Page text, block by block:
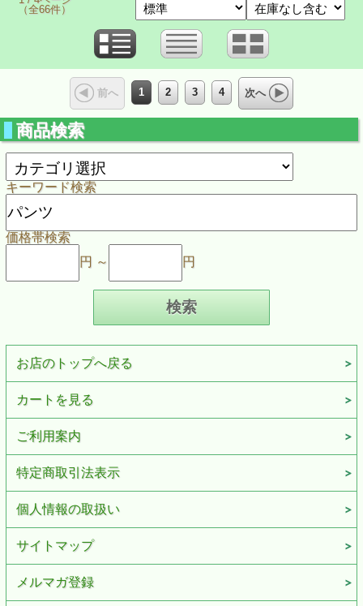
（全66件）
前へ 1 2 3 4 次へ
商品検索
キーワード検索
価格帯検索
円 ～
円
お店のトップへ戻る
カートを見る
ご利用案内
特定商取引法表示
個人情報の取扱い
サイトマップ
メルマガ登録